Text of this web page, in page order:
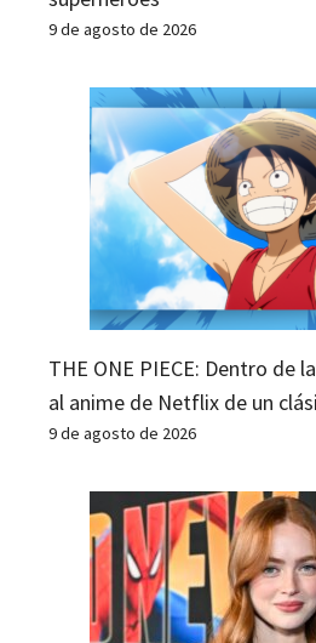
9 de agosto de 2026
THE ONE PIECE: Dentro de
al anime de Netflix de un
9 de agosto de 2026